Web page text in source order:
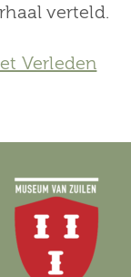
verteld.
Verleden